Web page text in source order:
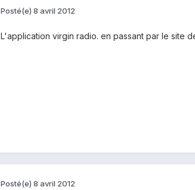
Posté(e) 8 avril 2012
L'application virgin radio. en passant par le site
Posté(e) 8 avril 2012